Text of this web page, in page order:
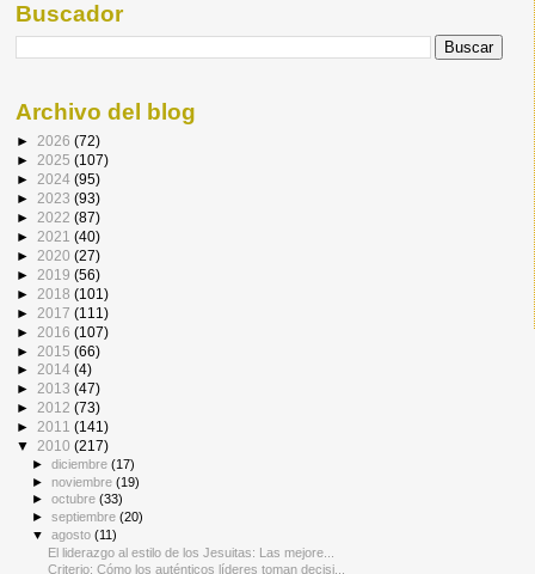
Buscador
Archivo del blog
► 2026 (72)
► 2025 (107)
► 2024 (95)
► 2023 (93)
► 2022 (87)
► 2021 (40)
► 2020 (27)
► 2019 (56)
► 2018 (101)
► 2017 (111)
► 2016 (107)
► 2015 (66)
► 2014 (4)
► 2013 (47)
► 2012 (73)
► 2011 (141)
▼ 2010 (217)
►diciembre(17)
► noviembre(19)
►octubre(33)
►septiembre(20)
▼agosto(11)
El liderazgo al estilo de los Jesuitas: Las mejore...
Criterio: Cómo los auténticos líderes toman decisi...